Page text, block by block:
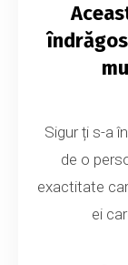
Sigur ți s-a
de o
exactitate
ei